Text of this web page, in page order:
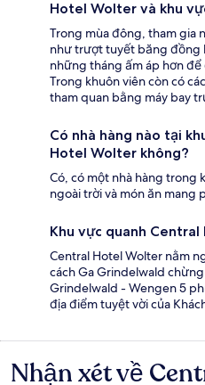
Hotel Wolter và khu
Trong mùa đông, tham gia
như trượt tuyết băng đồng
những tháng ấm áp hơn
Trong khuôn viên còn có
tham quan bằng máy bay
Có nhà hàng nào tại
Hotel Wolter không?
Có, có một nhà hàng trong
ngoài trời và món ăn mang
Khu vực quanh
Central Hotel Wolter nằm
cách Ga Grindelwald
Grindelwald - Wengen 5
địa điểm tuyệt vời của
Nhận
Nhận xét về